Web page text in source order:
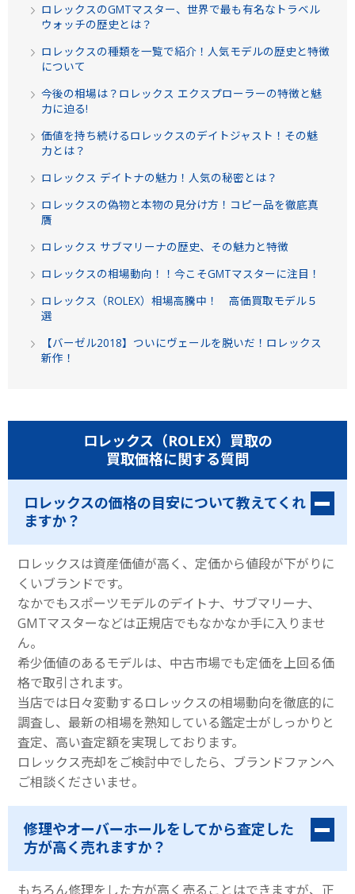
ロレックスのGMTマスター、世界で最も有名なトラベル
ウォッチの歴史とは？
ロレックスの種類を一覧で紹介！人気モデルの歴史と特徴
について
今後の相場は？ロレックス エクスプローラーの特徴と魅
力に迫る!
価値を持ち続けるロレックスのデイトジャスト！その魅
力とは？
ロレックス デイトナの魅力！人気の秘密とは？
ロレックスの偽物と本物の見分け方！コピー品を徹底真
贋
ロレックス サブマリーナの歴史、その魅力と特徴
ロレックスの相場動向！！今こそGMTマスターに注目！
ロレックス（ROLEX）相場高騰中！ 高価買取モデル５
選
【バーゼル2018】ついにヴェールを脱いだ！ロレックス
新作！
ロレックス（ROLEX）買取の
買取価格に関する質問
ロレックスの価格の目安について教えてくれ
ますか？
ロレックスは資産価値が高く、定価から値段が下がりに
くいブランドです。
なかでもスポーツモデルのデイトナ、サブマリーナ、
GMTマスターなどは正規店でもなかなか手に入りませ
ん。
希少価値のあるモデルは、中古市場でも定価を上回る価
格で取引されます。
当店では日々変動するロレックスの相場動向を徹底的に
調査し、最新の相場を熟知している鑑定士がしっかりと
査定、高い査定額を実現しております。
ロレックス売却をご検討中でしたら、ブランドファンへ
ご相談くださいませ。
修理やオーバーホールをしてから査定した
方が高く売れますか？
もちろん修理をした方が高く売ることはできますが、正